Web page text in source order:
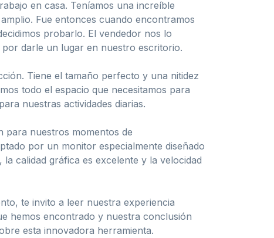
en casa. Teníamos una increíble
Fue entonces cuando encontramos
probarlo. El vendedor nos lo
darle un lugar en nuestro escritorio.
Tiene el tamaño perfecto y una nitidez
todo el espacio que necesitamos para
nuestras actividades diarias.
para nuestros momentos de
por un monitor especialmente diseñado
calidad gráfica es excelente y la velocidad
te invito a leer nuestra experiencia
hemos encontrado y nuestra conclusión
esta innovadora herramienta.